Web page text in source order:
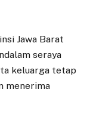
Jawa Barat
seraya
keluarga tetap
menerima